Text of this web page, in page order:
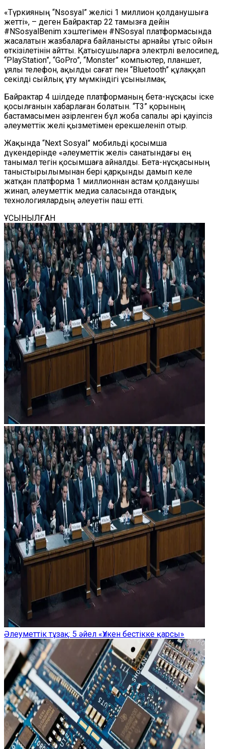
«Түркияның “Nsosyal” желісі 1 миллион қолданушыға
жетті», – деген Байрактар 22 тамызға дейін
#NSosyalBenim хэштегімен #NSosyal платформасында
жасалатын жазбаларға байланысты арнайы ұтыс ойын
өткізілетінін айтты. Қатысушыларға электрлі велосипед,
“PlayStation”, “GoPro”, “Monster” компьютер, планшет,
ұялы телефон, ақылды сағат пен “Bluetooth” құлаққап
секілді сыйлық ұту мүмкіндігі ұсынылмақ.
Байрактар 4 шілдеде платформаның бета-нұсқасы іске
қосылғанын хабарлаған болатын. “T3” қорының
бастамасымен әзірленген бұл жоба сапалы әрі қауіпсіз
әлеуметтік желі қызметімен ерекшеленіп отыр.
Жақында “Next Sosyal” мобильді қосымша
дүкендерінде «әлеуметтік желі» санатындағы ең
танымал тегін қосымшаға айналды. Бета-нұсқасының
таныстырылымынан бері қарқынды дамып келе
жатқан платформа 1 миллионнан астам қолданушы
жинап, әлеуметтік медиа саласында отандық
технологиялардың әлеуетін паш етті.
ҰСЫНЫЛҒАН
Әлеуметтік тұзақ: 5 әйел «Үлкен бестікке қарсы»